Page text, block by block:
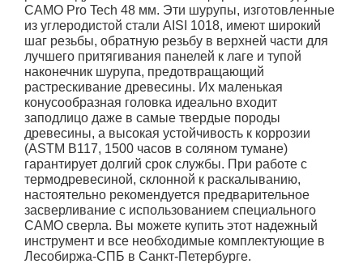
CAMO Pro Tech 48 мм. Эти шурупы, изготовленные
из углеродистой стали AISI 1018, имеют широкий
шаг резьбы, обратную резьбу в верхней части для
лучшего притягивания панелей к лаге и тупой
наконечник шурупа, предотвращающий
растрескивание древесины. Их маленькая
конусообразная головка идеально входит
заподлицо даже в самые твердые породы
древесины, а высокая устойчивость к коррозии
(ASTM B117, 1500 часов в соляном тумане)
гарантирует долгий срок службы. При работе с
термодревесиной, склонной к раскалыванию,
настоятельно рекомендуется предварительное
засверливание с использованием специального
CAMO сверла. Вы можете купить этот надежный
инструмент и все необходимые комплектующие в
Лесобиржа-СПБ в Санкт-Петербурге.